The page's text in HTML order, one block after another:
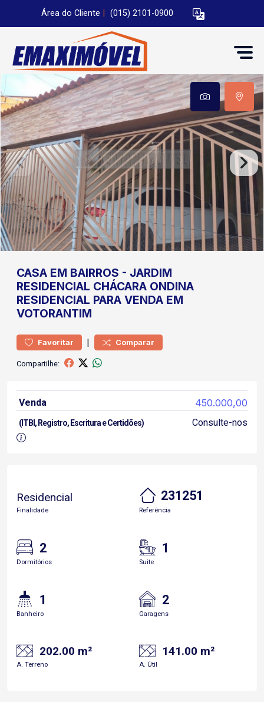
Área do Cliente (015) 2101-0900
CASA EM BAIRROS - JARDIM
RESIDENCIAL CHÁCARA ONDINA
RESIDENCIAL PARA VENDA EM
VOTORANTIM
Favoritar | Comparar
Compartilhe:
Venda 450.000,00
(ITBI, Registro, Escritura e Certidões) Consulte-nos
Residencial
Finalidade
231251
Referência
2
Dormitórios
1
Suite
1
Banheiro
2
Garagens
202.00 m²
A. Terreno
141.00 m²
A. Útil